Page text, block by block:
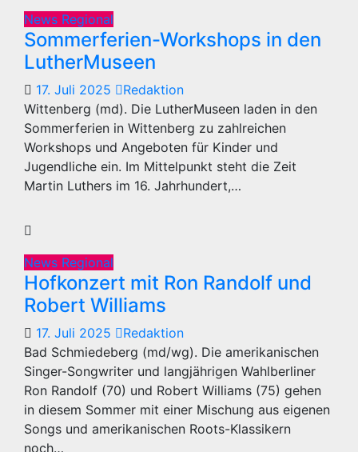
News Regional
Sommerferien-Workshops in den
LutherMuseen
17. Juli 2025
Redaktion
Wittenberg (md). Die LutherMuseen laden in den
Sommerferien in Wittenberg zu zahlreichen
Workshops und Angeboten für Kinder und
Jugendliche ein. Im Mittelpunkt steht die Zeit
Martin Luthers im 16. Jahrhundert,…
News Regional
Hofkonzert mit Ron Randolf und
Robert Williams
17. Juli 2025
Redaktion
Bad Schmiedeberg (md/wg). Die amerikanischen
Singer-Songwriter und langjährigen Wahlberliner
Ron Randolf (70) und Robert Williams (75) gehen
in diesem Sommer mit einer Mischung aus eigenen
Songs und amerikanischen Roots-Klassikern
noch…